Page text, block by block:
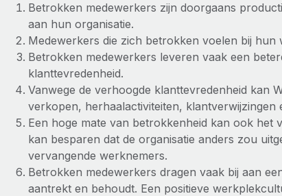
Betrokken medewerkers zijn doorgaans
aan hun organisatie.
Medewerkers die zich betrokken voelen bij
Betrokken medewerkers leveren vaak een
klanttevredenheid.
Vanwege de verhoogde klanttevredenheid kan
verkopen, herhaalactiviteiten, klantverwijzingen
Een hoge mate van betrokkenheid kan ook
kan besparen dat de organisatie anders zou
vervangende werknemers.
Betrokken medewerkers dragen vaak bij aan
aantrekt en behoudt. Een positieve